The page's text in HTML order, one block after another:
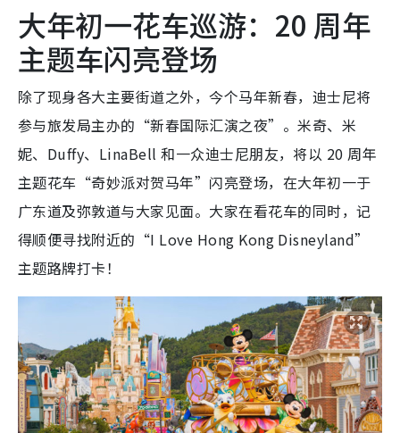
大年初一花车巡游：20 周年
主题车闪亮登场
除了现身各大主要街道之外，今个马年新春，迪士尼将
参与旅发局主办的“新春国际汇演之夜”。米奇、米
妮、Duffy、LinaBell 和一众迪士尼朋友，将以 20 周年
主题花车“奇妙派对贺马年”闪亮登场，在大年初一于
广东道及弥敦道与大家见面。大家在看花车的同时，记
得顺便寻找附近的“I Love Hong Kong Disneyland”
主题路牌打卡！